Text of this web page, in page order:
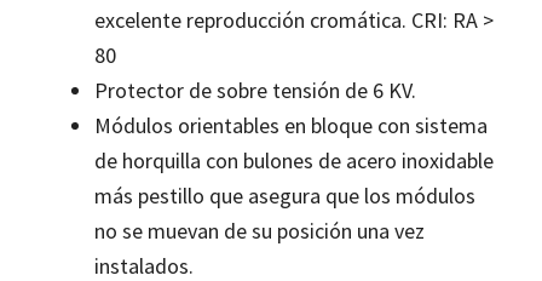
excelente reproducción cromática. CRI: RA >
80
Protector de sobre tensión de 6 KV.
Módulos orientables en bloque con sistema
de horquilla con bulones de acero inoxidable
más pestillo que asegura que los módulos
no se muevan de su posición una vez
instalados.